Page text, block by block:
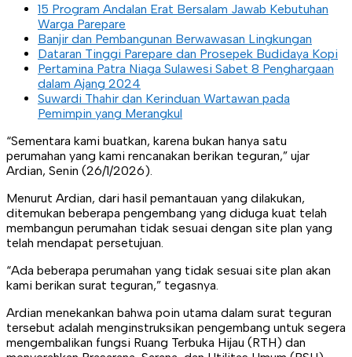
15 Program Andalan Erat Bersalam Jawab Kebutuhan
Warga Parepare
Banjir dan Pembangunan Berwawasan Lingkungan
Dataran Tinggi Parepare dan Prosepek Budidaya Kopi
Pertamina Patra Niaga Sulawesi Sabet 8 Penghargaan
dalam Ajang 2024
Suwardi Thahir dan Kerinduan Wartawan pada
Pemimpin yang Merangkul
“Sementara kami buatkan, karena bukan hanya satu
perumahan yang kami rencanakan berikan teguran,” ujar
Ardian, Senin (26/1/2026).
Menurut Ardian, dari hasil pemantauan yang dilakukan,
ditemukan beberapa pengembang yang diduga kuat telah
membangun perumahan tidak sesuai dengan site plan yang
telah mendapat persetujuan.
“Ada beberapa perumahan yang tidak sesuai site plan akan
kami berikan surat teguran,” tegasnya.
Ardian menekankan bahwa poin utama dalam surat teguran
tersebut adalah menginstruksikan pengembang untuk segera
mengembalikan fungsi Ruang Terbuka Hijau (RTH) dan